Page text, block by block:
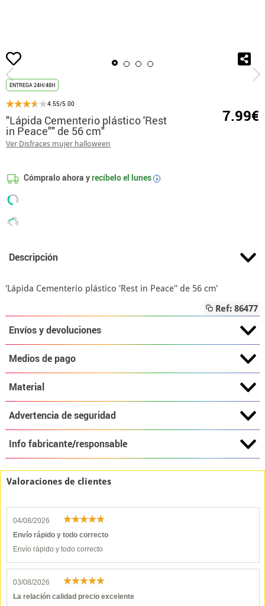
Inicio Cementerios "Lápida Cementerio plástico
ENTREGA 24H/48H
4.55/5.00
"Lápida Cementerio plástico 'Rest
in Peace"" de 56 cm"
Ver Disfraces mujer halloween
7.99€
Cómpralo ahora yrecíbelo el lunes i
Descripción
'Lápida Cementerio plástico 'Rest in Peace'' de 56 cm'
Ref: 86477
Envíos y devoluciones
Medios de pago
Material
Advertencia de seguridad
Info fabricante/responsable
Valoraciones de clientes
04/08/2026
Envío rápido y todo correcto
Envío rápido y todo correcto
03/08/2026
La relación calidad precio excelente